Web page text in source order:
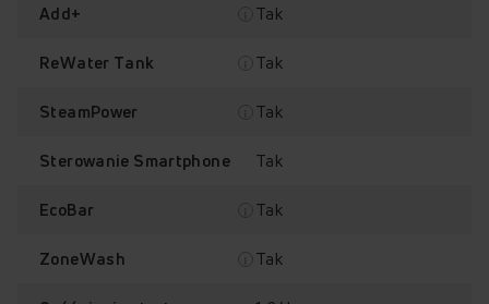
Amica TimeDisplay Aplikacja Amica Smart
Add+ Tak
ReWater Tank Tak
SteamPower Tak
Sterowanie Smartphone Tak
EcoBar Tak
ZoneWash Tak